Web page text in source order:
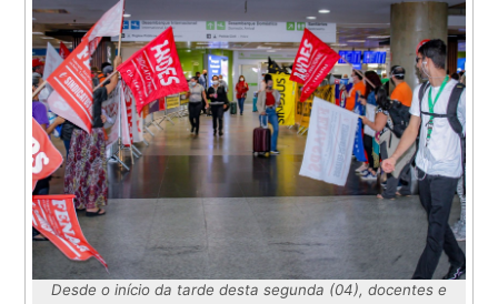
Desde o início da tarde desta segunda (04), docentes e